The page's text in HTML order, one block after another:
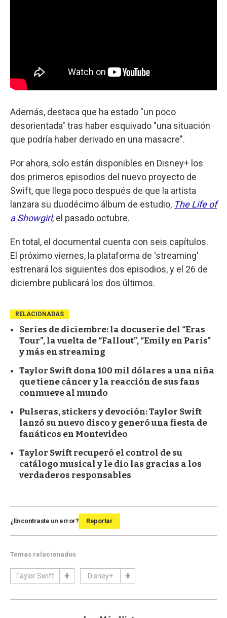
Además, destaca que ha estado "un poco
desorientada" tras haber esquivado "una situación
que podría haber derivado en una masacre".
Por ahora, solo están disponibles en Disney+ los
dos primeros episodios del nuevo proyecto de
Swift, que llega poco después de que la artista
lanzara su duodécimo álbum de estudio, The Life of
a Showgirl, el pasado octubre.
En total, el documental cuenta con seis capítulos.
El próximo viernes, la plataforma de 'streaming'
estrenará los siguientes dos episodios, y el 26 de
diciembre publicará los dos últimos.
RELACIONADAS
Series de diciembre: la docuserie del “Eras
Tour”, la vuelta de “Fallout”, “Emily en Paris”
y más en streaming
Taylor Swift dona 100 mil dólares a una niña
que tiene cáncer y la reacción de sus fans
conmueve al mundo
Pulseras, stickers y devoción: Taylor Swift
lanzó su nuevo disco y generó una fiesta de
fanáticos en Montevideo
Taylor Swift recuperó el control de su
catálogo musical y le dio las gracias a los
verdaderos responsables
¿Encontraste un error? Reportar
Temas relacionados
Taylor Swift Disney+